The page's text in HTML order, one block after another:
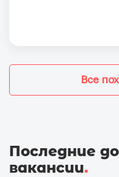
Все
Последние
вакансии.